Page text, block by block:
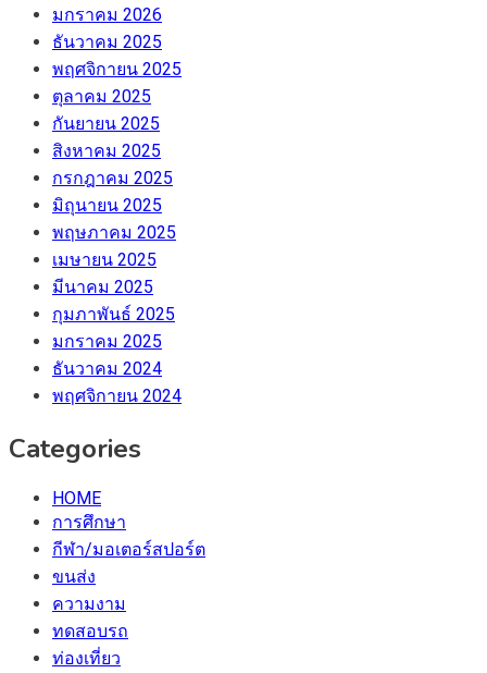
มกราคม 2026
ธันวาคม 2025
พฤศจิกายน 2025
ตุลาคม 2025
กันยายน 2025
สิงหาคม 2025
กรกฎาคม 2025
มิถุนายน 2025
พฤษภาคม 2025
เมษายน 2025
มีนาคม 2025
กุมภาพันธ์ 2025
มกราคม 2025
ธันวาคม 2024
พฤศจิกายน 2024
Categories
HOME
การศึกษา
กีฬา/มอเตอร์สปอร์ต
ขนส่ง
ความงาม
ทดสอบรถ
ท่องเที่ยว